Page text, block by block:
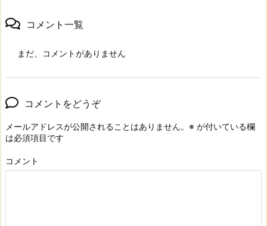
コメント一覧
まだ、コメントがありません
コメントをどうぞ
メールアドレスが公開されることはありません。 ※ が付いている欄
は必須項目です
コメント